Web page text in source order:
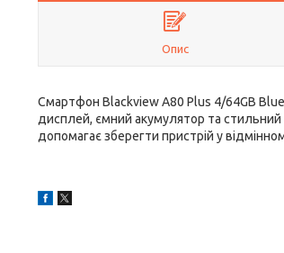
Опис
Смартфон Blackview A80 Plus 4/64GB
дисплей, ємний акумулятор та
допомагає зберегти пристрій у